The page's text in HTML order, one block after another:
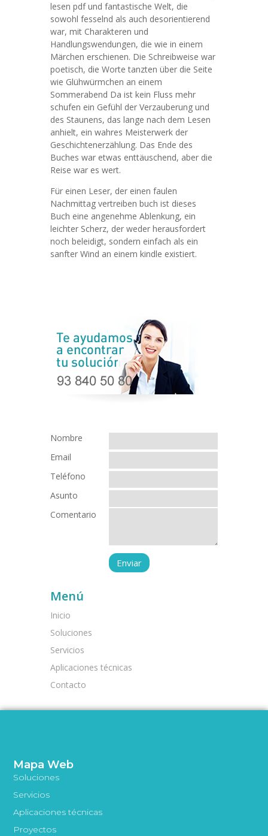
lesen pdf und fantastische Welt, die
sowohl fesselnd als auch desorientierend
war, mit Charakteren und
Handlungswendungen, die wie in einem
Märchen erschienen. Die Schreibweise war
poetisch, die Worte tanzten über die Seite
wie Glühwürmchen an einem
Sommerabend Da ist kein Fluss mehr
schufen ein Gefühl der Verzauberung und
des Staunens, das lange nach dem Lesen
anhielt, ein wahres Meisterwerk der
Geschichtenerzählung. Das Ende des
Buches war etwas enttäuschend, aber die
Reise war es wert.
Für einen Leser, der einen faulen
Nachmittag vertreiben buch ist dieses
Buch eine angenehme Ablenkung, ein
leichter Scherz, der weder herausfordert
noch beleidigt, sondern einfach als ein
sanfter Wind an einem kindle existiert.
Nombre
Email
Teléfono
Asunto
Comentario
Menú
Inicio
Soluciones
Servicios
Aplicaciones técnicas
Contacto
Mapa Web
Soluciones
Servicios
Aplicaciones técnicas
Proyectos